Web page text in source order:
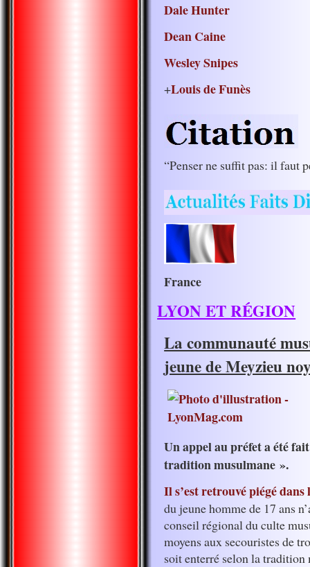
Dale Hunter
Dean Caine
Wesley Snipes
+Louis de Funès
“Penser ne suffit pas: il faut
France
LYON ET RÉGION
La communauté
jeune de Meyzieu
Un appel au préfet a été
tradition musulmane ».
Il s’est retrouvé piégé
du jeune homme de 17 ans
conseil régional du culte
moyens aux secouristes de
soit enterré selon la